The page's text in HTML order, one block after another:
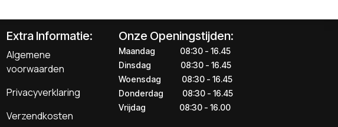
Extra Informatie:
Algemene
voorwaarden
Privacyverklaring
Verzendkosten
Onze Openingstijden:
Maandag
​​​08:30 - 16.45​
Dinsdag
​​​​08:30 - 16.45
Woensdag
​08:30 - 16.45
Donderdag
​​​​​08:30 - 16.45
Vrijdag
​​​​​08:30 - 16.00